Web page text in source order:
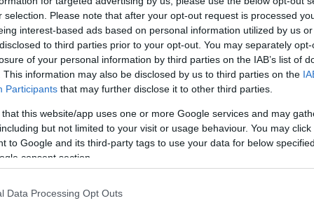
selection. Please note that after your opt-out request is processed
interest-based ads based on personal information utilized by us
to third parties prior to your opt-out. You may separately
of your personal information by third parties on the IAB’s list of
This information may also be disclosed by us to third parties on the
Participants that may further disclose it to other third parties.
that this website/app uses one or more Google services and may
but not limited to your visit or usage behaviour. You may
to Google and its third-party tags to use your data for below
consent section.
Data Processing Opt Outs
a skót bajnokságot és a Skót Kupát is. A
O'Neilla szezon végén vette át az irányítást
regnálása után. O'Neil alatt a csapat a
és a harmadik helyről előzve
a Hearts együtteseit.
a folytatásról: felmerült, hogy a sikeres
O'Neillt, ám közben aktívan dolgoznak a
a Motherwellt irányító Jens Berthel
így a fókusz másokra helyeződött.